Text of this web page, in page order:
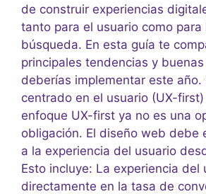
de construir experiencias
tanto para el usuario como
búsqueda. En esta guía te
principales tendencias y
deberías implementar este año.
centrado en el usuario (UX-
enfoque UX-first ya no es una
obligación. El diseño web debe
a la experiencia del usuario
Esto incluye: La experiencia del
directamente en la tasa de